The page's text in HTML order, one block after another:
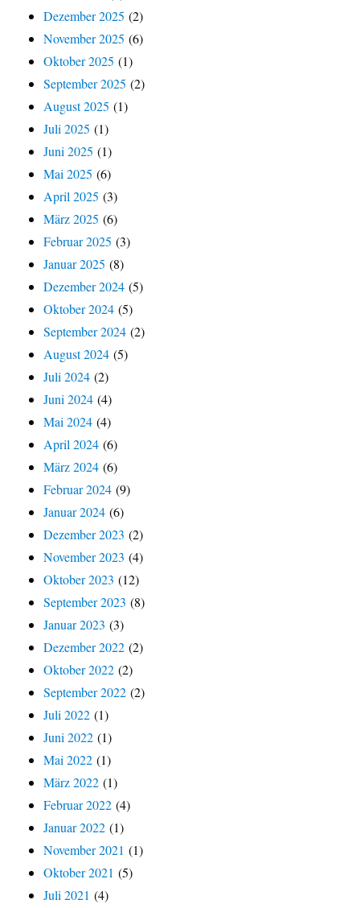
Dezember 2025 (2)
November 2025 (6)
Oktober 2025 (1)
September 2025 (2)
August 2025 (1)
Juli 2025 (1)
Juni 2025 (1)
Mai 2025 (6)
April 2025 (3)
März 2025 (6)
Februar 2025 (3)
Januar 2025 (8)
Dezember 2024 (5)
Oktober 2024 (5)
September 2024 (2)
August 2024 (5)
Juli 2024 (2)
Juni 2024 (4)
Mai 2024 (4)
April 2024 (6)
März 2024 (6)
Februar 2024 (9)
Januar 2024 (6)
Dezember 2023 (2)
November 2023 (4)
Oktober 2023 (12)
September 2023 (8)
Januar 2023 (3)
Dezember 2022 (2)
Oktober 2022 (2)
September 2022 (2)
Juli 2022 (1)
Juni 2022 (1)
Mai 2022 (1)
März 2022 (1)
Februar 2022 (4)
Januar 2022 (1)
November 2021 (1)
Oktober 2021 (5)
Juli 2021 (4)